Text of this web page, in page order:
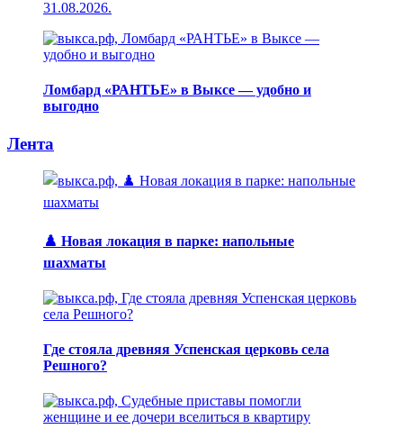
31.08.2026.
Ломбард «РАНТЬЕ» в Выксе — удобно и
выгодно
Лента
♟️ Новая локация в парке: напольные
шахматы
Где стояла древняя Успенская церковь села
Решного?